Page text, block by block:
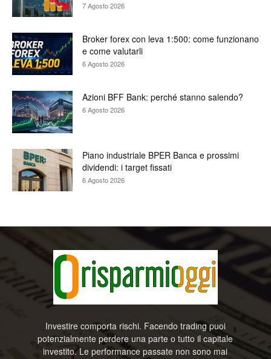
7 Agosto 2026
Broker forex con leva 1:500: come funzionano
e come valutarli
6 Agosto 2026
Azioni BFF Bank: perché stanno salendo?
6 Agosto 2026
Piano industriale BPER Banca e prossimi
dividendi: i target fissati
6 Agosto 2026
Investire comporta rischi. Facendo trading puoi
potenzialmente perdere una parte o tutto il capitale
investito. Le performance passate non sono mai